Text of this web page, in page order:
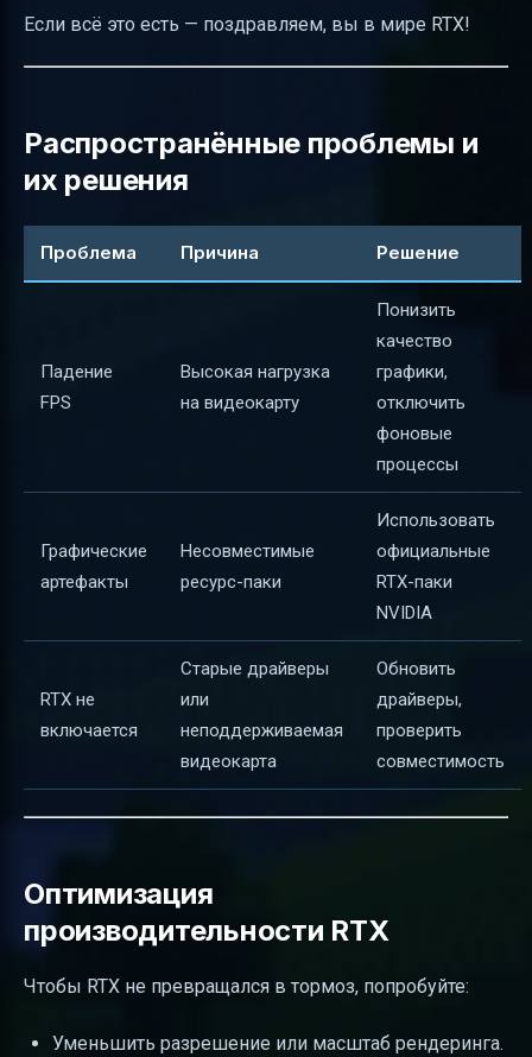
Если всё это есть — поздравляем, вы в мире RTX!
Распространённые проблемы и
их решения
Проблема Причина Решение
Падение
FPS
Высокая нагрузка
на видеокарту
Понизить
качество
графики,
отключить
фоновые
процессы
Графические
артефакты
Несовместимые
ресурс-паки
Использовать
официальные
RTX-паки
NVIDIA
RTX не
включается
Старые драйверы
или
неподдерживаемая
видеокарта
Обновить
драйверы,
проверить
совместимость
Оптимизация
производительности RTX
Чтобы RTX не превращался в тормоз, попробуйте:
Уменьшить разрешение или масштаб рендеринга.